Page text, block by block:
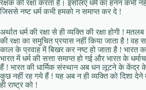
रक्षक की रक्षा करता है। इसलिए धर्म का हनन कभी
जिससे नष्ट धर्म कभी हमको न समाप्त कर दे !
अर्थात धर्म की रक्षा से ही व्यक्ति की रक्षा होगी !
की रक्षा का समुचित प्रयास नहीं किया जाता है ! वह
काल के प्रवाह में बिखर कर नष्ट हो जाता है ! भारत
भारत में धर्म की सत्ता समाप्त हो गई और भारत के
हैं ! भारत की धार्मिक संस्थान अब धन लूटने के केंद्र
कुछ नहीं रह गये हैं ! यह अब न ही व्यक्ति को दिशा
ही राष्ट्र को !